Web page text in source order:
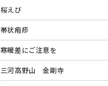
桜えび
帯状疱疹
寒暖差にご注意を
三河高野山 金剛寺